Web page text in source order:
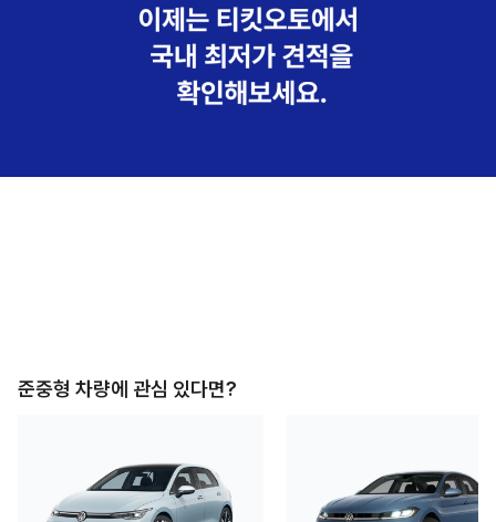
준중형 차량에 관심 있다면?